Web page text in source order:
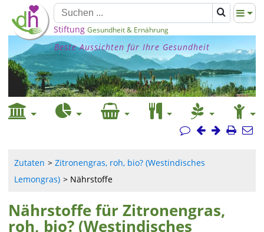
Stiftung Gesundheit & Ernährung
Beste Aussichten für Ihre Gesundheit
Zutaten
Zitronengras, roh, bio? (Westindisches
Lemongras)
Nährstoffe
Nährstoffe für Zitronengras,
roh, bio? (Westindisches